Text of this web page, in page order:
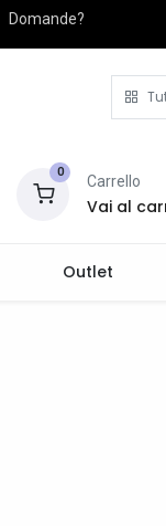
Domande?
0
Carrello
Vai al
Outlet